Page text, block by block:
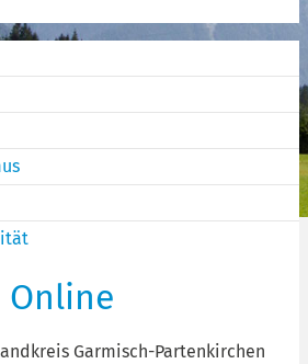
Online
Garmisch-Partenkirchen